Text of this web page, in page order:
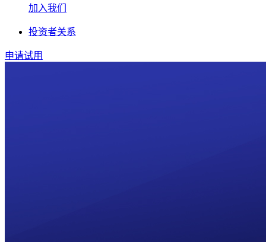
加入我们
投资者关系
申请试用